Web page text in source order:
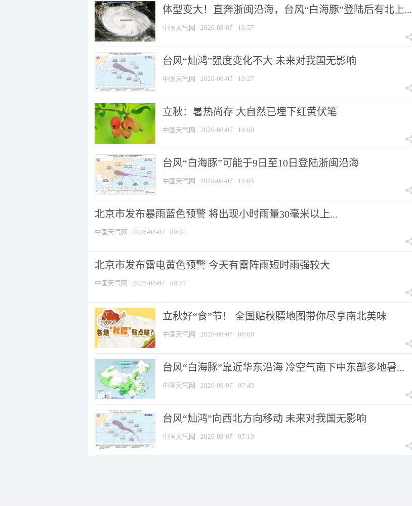
体型变大！直奔浙闽沿海，台风“白海豚”登陆后有北上...
中国天气网 2026-08-07 10:57
台风“灿鸿”强度变化不大 未来对我国无影响
中国天气网 2026-08-07 10:27
立秋：暑热尚存 大自然已埋下红黄伏笔
中国天气网 2026-08-07 10:09
台风“白海豚”可能于9日至10日登陆浙闽沿海
中国天气网 2026-08-07 10:05
北京市发布暴雨蓝色预警 将出现小时雨量30毫米以上...
中国天气网 2026-08-07 09:04
北京市发布雷电黄色预警 今天有雷阵雨短时雨强较大
中国天气网 2026-08-07 08:57
立秋好“食”节！ 全国贴秋膘地图带你尽享南北美味
中国天气网 2026-08-07 08:00
台风“白海豚”靠近华东沿海 冷空气南下中东部多地暑...
中国天气网 2026-08-07 07:45
台风“灿鸿”向西北方向移动 未来对我国无影响
中国天气网 2026-08-07 07:19